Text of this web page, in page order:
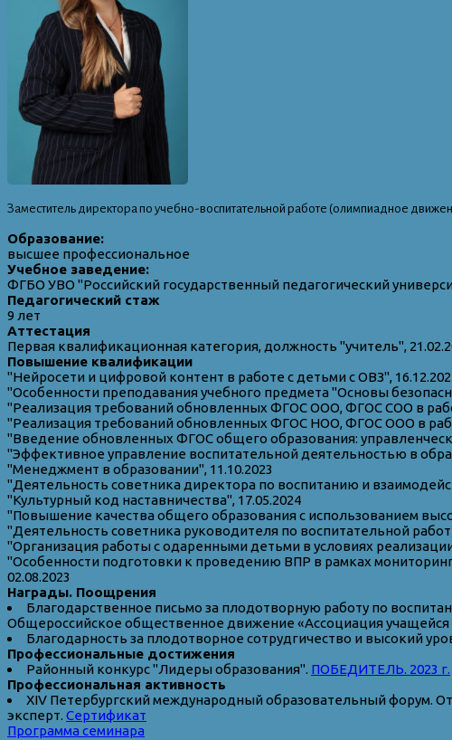
Заместитель директора по учебно-воспитательной работе (олимпиадное
Образование:
высшее профессиональное
Учебное заведение:
ФГБО УВО "Российский государственный педагогический
Педагогический стаж
9 лет
Аттестация
Первая квалификационная категория, должность "учитель",
Повышение квалификации
"Нейросети и цифровой контент в работе с детьми с ОВЗ",
"Особенности преподавания учебного предмета "Основы
"Реализация требований обновленных ФГОС ООО, ФГОС СОО в
"Реализация требований обновленных ФГОС НОО, ФГОС ООО в
"Введение обновленных ФГОС общего образования:
"Эффективное управление воспитательной деятельностью в
"Менеджмент в образовании", 11.10.2023
"Деятельность советника директора по воспитанию и
"Культурный код наставничества", 17.05.2024
"Повышение качества общего образования с использованием
"Деятельность советника руководителя по воспитательной
"Организация работы с одаренными детьми в условиях
"Особенности подготовки к проведению ВПР в рамках
02.08.2023
Награды. Поощрения
Благодарственное письмо за плодотворную работу по
Общероссийское общественное движение «Ассоциация
Благодарность за плодотворное сотрудгичество и высокий
Профессиональные достижения
Районный конкурс "Лидеры образования". ПОБЕДИТЕЛЬ. 2023 г.
Профессиональная активность
XIV Петербургский международный образовательный форум.
эксперт. Сертификат
Программа семинара